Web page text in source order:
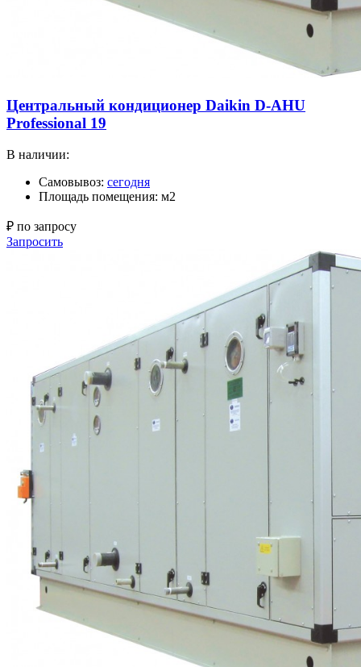
Центральный кондиционер Daikin D-AHU
Professional 19
В наличии:
Самовывоз: сегодня
Площадь помещения: м2
₽ по запросу
Запросить